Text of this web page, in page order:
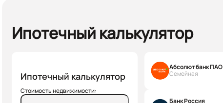
Ипотечный калькулятор
Ипотечный калькулятор
Стоимость недвижимости:
Абсолют банк ПАО
Семейная
Банк Россия